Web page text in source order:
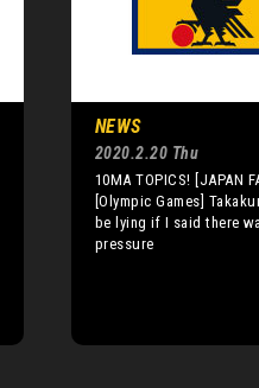
NEWS
2020.2.20 Thu
10MA TOPICS! [JAPAN
[Olympic Games]
be lying if I said there
pressure